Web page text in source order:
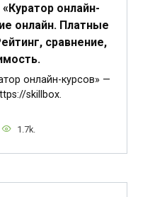
онлайн-
онлайн. Платные
сравнение,
онлайн-курсов» —
skillbox.
1.7k.